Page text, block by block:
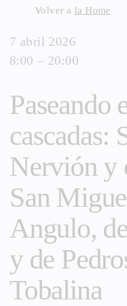
content
Volver a la Home
7 abril 2026
8:00 – 20:00
Paseando
cascadas:
Nervión y
San
Angulo,
y de
Tobalina